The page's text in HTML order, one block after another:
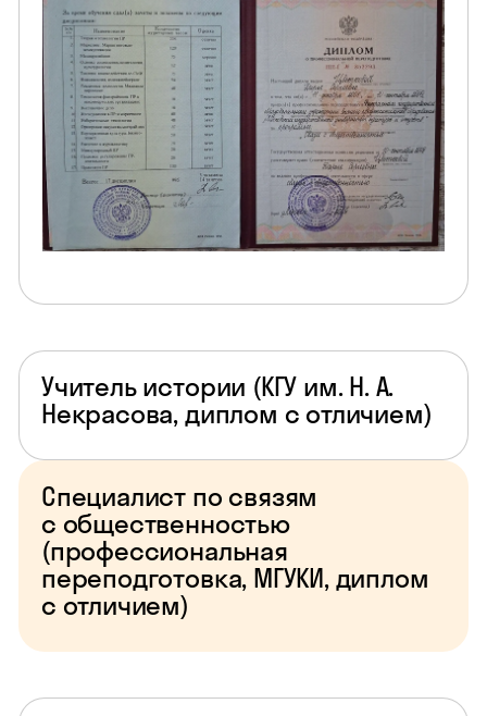
Учитель истории (КГУ им. Н. А.
Некрасова, диплом с отличием)
Специалист по связям
с общественностью
(профессиональная
переподготовка, МГУКИ, диплом
с отличием)